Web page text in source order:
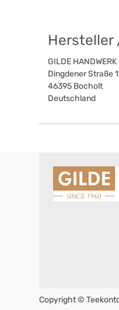
Hersteller
GILDE
Dingdener Straße
46395 Bocholt
Deutschland
Copyright ©